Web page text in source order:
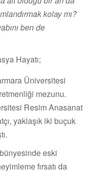
kolay mı?
ben de
Hayatı;
Üniversitesi
mezunu.
Resim Anasanat
yaklaşık iki buçuk
eski
fırsatı da